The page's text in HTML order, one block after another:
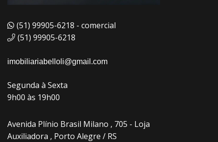
(51) 99905-6218 - comercial
(51) 99905-6218
imobiliariabelloli@gmail.com
Segunda à Sexta
9h00 às 19h00
Avenida Plínio Brasil Milano , 705 - Loja
Auxiliadora , Porto Alegre / RS